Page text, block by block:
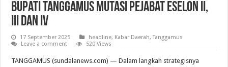
Bupati Tanggamus Mutasi Pejabat Eselon II,
III dan IV
17 September 2025 headline, Kabar Daerah,Tanggamus
Leave a comment
520 Views
TANGGAMUS (sundalanews.com) — Dalam langkah strategisnya